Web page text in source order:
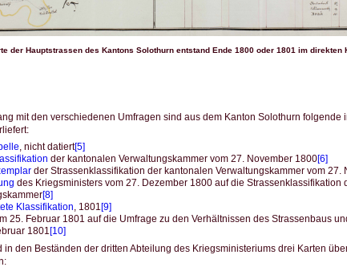
der Hauptstrassen des Kantons Solothurn entstand Ende 1800 oder 1801 im direkten
mit den verschiedenen Umfragen sind aus dem Kanton Solothurn folgende
, nicht datiert[5]
der kantonalen Verwaltungskammer vom 27. November 1800[6]
der Strassenklassifikation der kantonalen Verwaltungskammer vom 27.
des Kriegsministers vom 27. Dezember 1800 auf die Strassenklassifikation
[8]
Klassifikation, 1801[9]
25. Februar 1801 auf die Umfrage zu den Verhältnissen des Strassenbaus
1801[10]
in den Beständen der dritten Abteilung des Kriegsministeriums drei Karten